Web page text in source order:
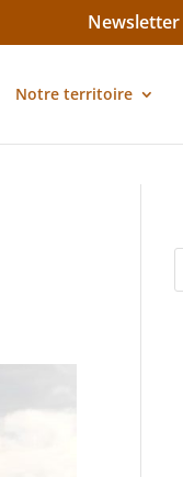
Newsletter
Notre territoire